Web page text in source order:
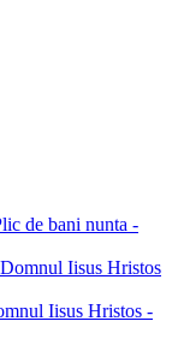
de bani nunta -
Iisus Hristos -